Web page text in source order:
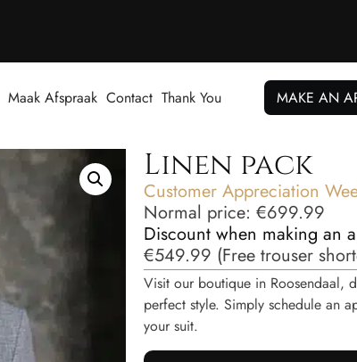
Maak Afspraak Contact Thank You MAKE AN
Linen pack
Customer Appreciation
Normal price: €699.99
Discount when making an
€549.99 (Free trouser
Visit our boutique in Roosendaal,
perfect style. Simply schedule an
your suit.